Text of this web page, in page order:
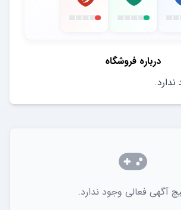
درباره فروشگاه
آگهی فعالی وجود ندارد.